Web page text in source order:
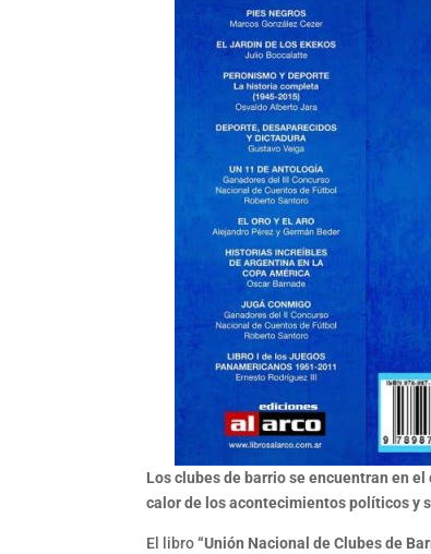
Los clubes de barrio se encuentran en
calor de los acontecimientos políticos y
El libro“Unión Nacional de Clubes de